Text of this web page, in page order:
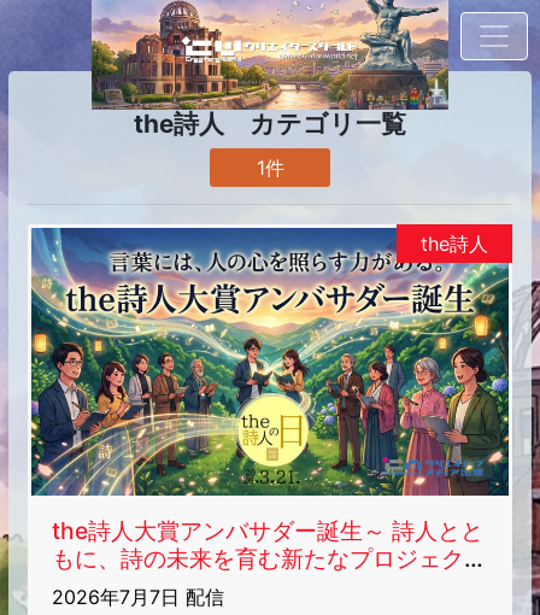
the詩人 カテゴリ一覧
1件
the詩人
the詩人大賞アンバサダー誕生～ 詩人とと
もに、詩の未来を育む新たなプロジェクト
が始まります ～
2026年7月7日 配信